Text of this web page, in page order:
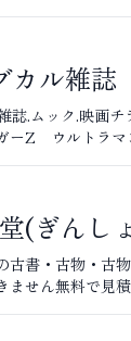
ル雑誌
誌.ムック.映画
ガーZ ウルト
(ぎんし
・古物・古物
ません無料で